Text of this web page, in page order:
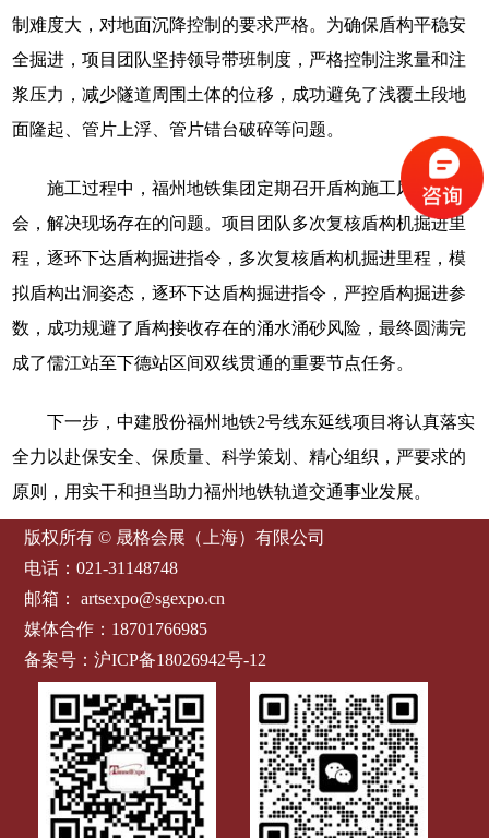
制难度大，对地面沉降控制的要求严格。为确保盾构平稳安
全掘进，项目团队坚持领导带班制度，严格控制注浆量和注
浆压力，减少隧道周围土体的位移，成功避免了浅覆土段地
面隆起、管片上浮、管片错台破碎等问题。
施工过程中，福州地铁集团定期召开盾构施工风险专班
会，解决现场存在的问题。项目团队多次复核盾构机掘进里
程，逐环下达盾构掘进指令，多次复核盾构机掘进里程，模
拟盾构出洞姿态，逐环下达盾构掘进指令，严控盾构掘进参
数，成功规避了盾构接收存在的涌水涌砂风险，最终圆满完
成了儒江站至下德站区间双线贯通的重要节点任务。
下一步，中建股份福州地铁2号线东延线项目将认真落实
全力以赴保安全、保质量、科学策划、精心组织，严要求的
原则，用实干和担当助力福州地铁轨道交通事业发展。
版权所有 © 晟格会展（上海）有限公司
电话：021-31148748
邮箱：artsexpo@sgexpo.cn
媒体合作：18701766985
备案号：沪ICP备18026942号-12